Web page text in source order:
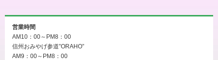
営業時間
AM10：00～PM8：00
信州おみやげ参道”ORAHO”
AM9：00～PM8：00